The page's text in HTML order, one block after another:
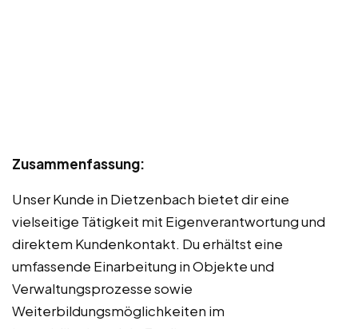
Zusammenfassung:
Unser Kunde in Dietzenbach bietet dir eine
vielseitige Tätigkeit mit Eigenverantwortung und
direktem Kundenkontakt. Du erhältst eine
umfassende Einarbeitung in Objekte und
Verwaltungsprozesse sowie
Weiterbildungsmöglichkeiten im